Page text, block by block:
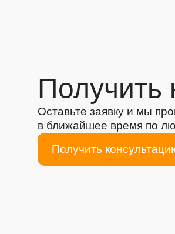
Получить
Оставьте заявку и мы
в ближайшее время по
Получить